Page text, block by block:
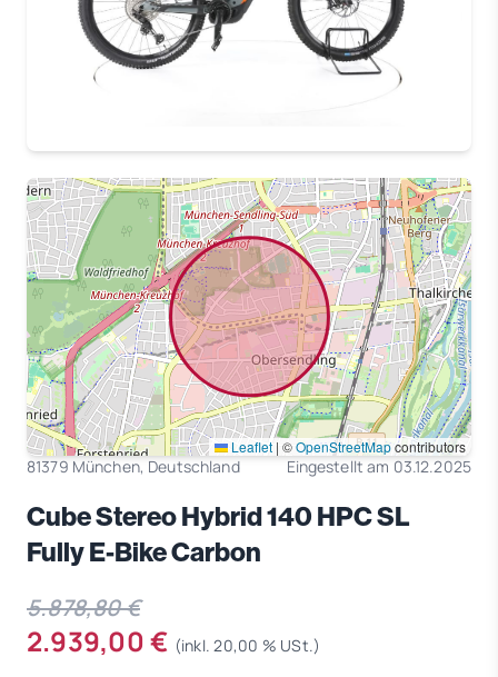
Leaflet | ©OpenStreetMapcontributors
81379 München, Deutschland Eingestellt am 03.12.2025
Cube Stereo Hybrid 140 HPC SL
Fully E-Bike Carbon
5.878,80 €
2.939,00 € (inkl. 20,00 % USt.)